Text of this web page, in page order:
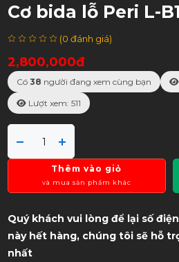
Cơ bida lỗ Peri L-B1
(0 đánh giá)
2,800,000đ
Có 38 người đang xem cùng bạn
Lượt xem: 511
Thêm vào giỏ
và mua sản phẩm khác
Quý khách vui lòng để lại số
này hết hàng, chúng tôi sẽ hỗ
nhất